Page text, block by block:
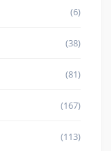
(6)
(38)
(81)
(167)
(113)